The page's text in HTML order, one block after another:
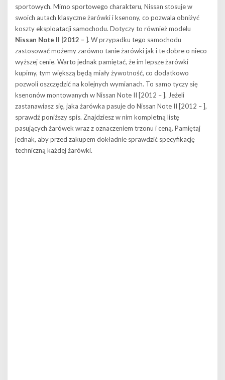
sportowych. Mimo sportowego charakteru, Nissan stosuje w
swoich autach klasyczne żarówki i ksenony, co pozwala obniżyć
koszty eksploatacji samochodu. Dotyczy to również modelu
Nissan Note II [2012 – ]. W przypadku tego samochodu
zastosować możemy zarówno tanie żarówki jak i te dobre o nieco
wyższej cenie. Warto jednak pamiętać, że im lepsze żarówki
kupimy, tym większą będą miały żywotność, co dodatkowo
pozwoli oszczędzić na kolejnych wymianach. To samo tyczy się
ksenonów montowanych w Nissan Note II [2012 – ]. Jeżeli
zastanawiasz się, jaka żarówka pasuje do Nissan Note II [2012 – ],
sprawdź poniższy spis. Znajdziesz w nim kompletną listę
pasujących żarówek wraz z oznaczeniem trzonu i ceną. Pamiętaj
jednak, aby przed zakupem dokładnie sprawdzić specyfikację
techniczną każdej żarówki.